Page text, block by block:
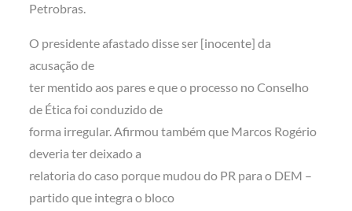
Petrobras.
O presidente afastado disse ser [inocente] da
acusação de
ter mentido aos pares e que o processo no Conselho
de Ética foi conduzido de
forma irregular. Afirmou também que Marcos Rogério
deveria ter deixado a
relatoria do caso porque mudou do PR para o DEM –
partido que integra o bloco